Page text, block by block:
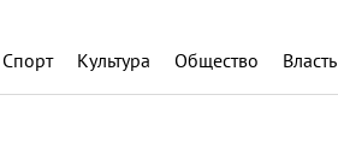
Спорт Культура Общество Власть